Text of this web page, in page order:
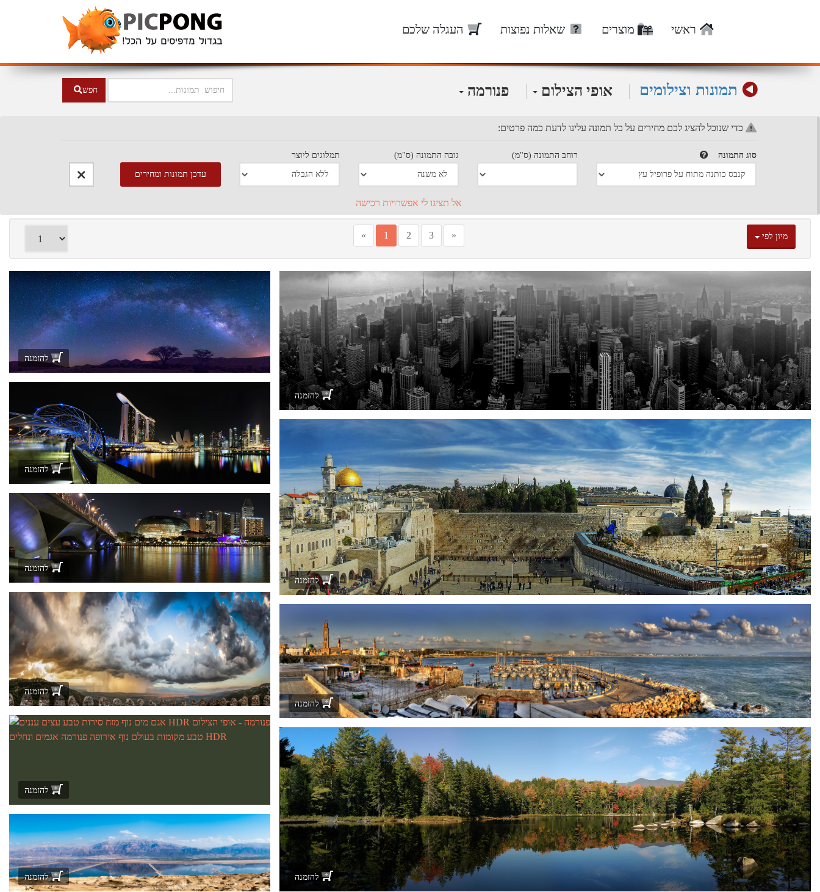
ראשי מוצרים שאלות נפוצות העגלה שלכם
תמונות וצילומים | אופי הצילום | פנורמה חפש
כדי שנוכל להציג לכם מחירים על כל תמונה עלינו לדעת כמה פרטים:
סוג התמונה רוחב התמונה (ס"מ) גובה התמונה (ס"מ) תמלוגים ליוצר
עדכן תמונות ומחירים
אל תציגו לי אפשרויות רכישה
» 1 2 3 « מיון לפי
להזמנה
להזמנה
להזמנה
להזמנה
להזמנה
להזמנה
להזמנה
להזמנה
להזמנה
להזמנה